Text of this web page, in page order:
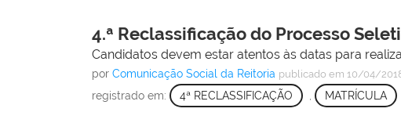
4.ª Reclassificação do Processo
Candidatos devem estar atentos às datas para
porComunicação Social da Reitoria publicado em 10/04/
registrado em: 4ª RECLASSIFICAÇÃO MATRÍCULA